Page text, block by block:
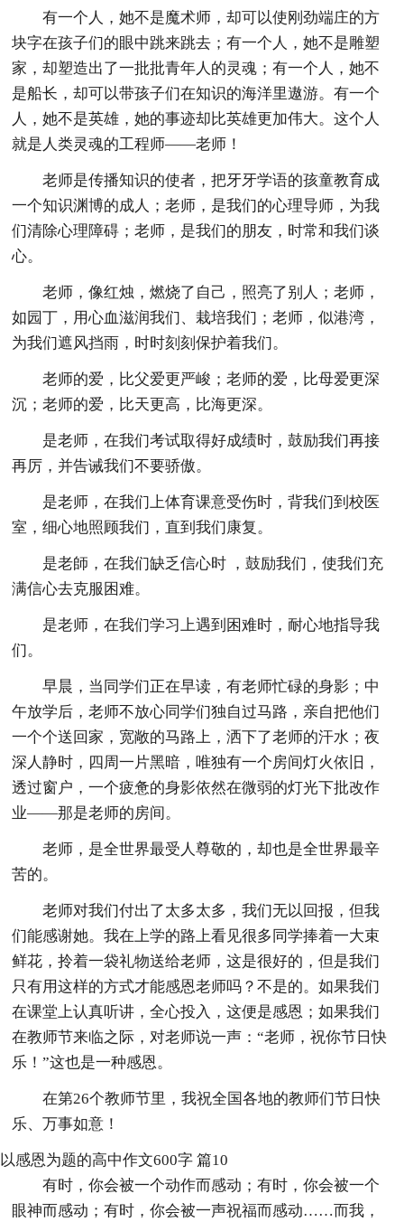
有一个人，她不是魔术师，却可以使刚劲端庄的方
块字在孩子们的眼中跳来跳去；有一个人，她不是雕塑
家，却塑造出了一批批青年人的灵魂；有一个人，她不
是船长，却可以带孩子们在知识的海洋里遨游。有一个
人，她不是英雄，她的事迹却比英雄更加伟大。这个人
就是人类灵魂的工程师——老师！
老师是传播知识的使者，把牙牙学语的孩童教育成
一个知识渊博的成人；老师，是我们的心理导师，为我
们清除心理障碍；老师，是我们的朋友，时常和我们谈
心。
老师，像红烛，燃烧了自己，照亮了别人；老师，
如园丁，用心血滋润我们、栽培我们；老师，似港湾，
为我们遮风挡雨，时时刻刻保护着我们。
老师的爱，比父爱更严峻；老师的爱，比母爱更深
沉；老师的爱，比天更高，比海更深。
是老师，在我们考试取得好成绩时，鼓励我们再接
再厉，并告诫我们不要骄傲。
是老师，在我们上体育课意受伤时，背我们到校医
室，细心地照顾我们，直到我们康复。
是老師，在我们缺乏信心时 ，鼓励我们，使我们充
满信心去克服困难。
是老师，在我们学习上遇到困难时，耐心地指导我
们。
早晨，当同学们正在早读，有老师忙碌的身影；中
午放学后，老师不放心同学们独自过马路，亲自把他们
一个个送回家，宽敞的马路上，洒下了老师的汗水；夜
深人静时，四周一片黑暗，唯独有一个房间灯火依旧，
透过窗户，一个疲惫的身影依然在微弱的灯光下批改作
业——那是老师的房间。
老师，是全世界最受人尊敬的，却也是全世界最辛
苦的。
老师对我们付出了太多太多，我们无以回报，但我
们能感谢她。我在上学的路上看见很多同学捧着一大束
鲜花，拎着一袋礼物送给老师，这是很好的，但是我们
只有用这样的方式才能感恩老师吗？不是的。如果我们
在课堂上认真听讲，全心投入，这便是感恩；如果我们
在教师节来临之际，对老师说一声：“老师，祝你节日快
乐！”这也是一种感恩。
在第26个教师节里，我祝全国各地的教师们节日快
乐、万事如意！
以感恩为题的高中作文600字 篇10
有时，你会被一个动作而感动；有时，你会被一个
眼神而感动；有时，你会被一声祝福而感动……而我，